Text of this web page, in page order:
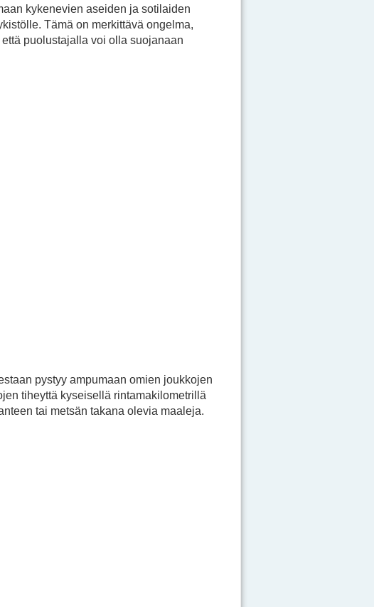
kykenevien aseiden ja sotilaiden
Tämä on merkittävä ongelma,
puolustajalla voi olla suojanaan
pystyy ampumaan omien joukkojen
tiheyttä kyseisellä rintamakilometrillä
tai metsän takana olevia maaleja.